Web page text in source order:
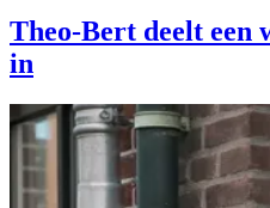
Theo-Bert deelt een
in